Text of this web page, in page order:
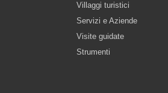
Villaggi turistici
Servizi e Aziende
Visite guidate
Strumenti